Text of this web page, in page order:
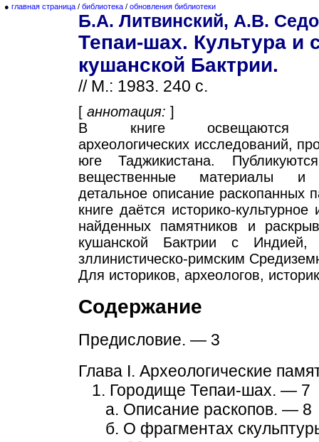
● главная страница / библиотека / обновления библиотеки
Б.А. Литвинский, А.В.
Тепаи-шах. Культура и
кушанской Бактрии.
// М.: 1983. 240 с.
[ аннотация: ]
В книге освещаются
археологических исследований,
юге Таджикистана.
вещественные материалы и
детальное описание раскопанных
книге даётся историко-культурное
найденных памятников и
кушанской Бактрии с
зллинистическо-римским
Для историков, археологов,
Содержание
Предисловие. — 3
Глава I. Археологические
1. Городище Тепаи-шах. — 7
а. Описание раскопов. — 8
б. О фрагментах